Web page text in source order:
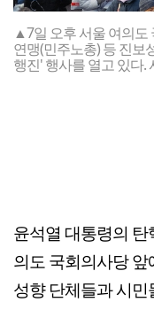
▲7일 오후 서울 여의도
연맹(민주노총) 등 진보
행진' 행사를 열고 있다.
윤석열 대통령의
의도 국회의사당
성향 단체들과 시